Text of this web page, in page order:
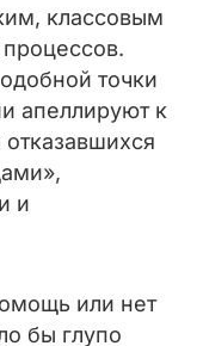
классовым
точки
апеллируют к
и
или нет
бы глупо